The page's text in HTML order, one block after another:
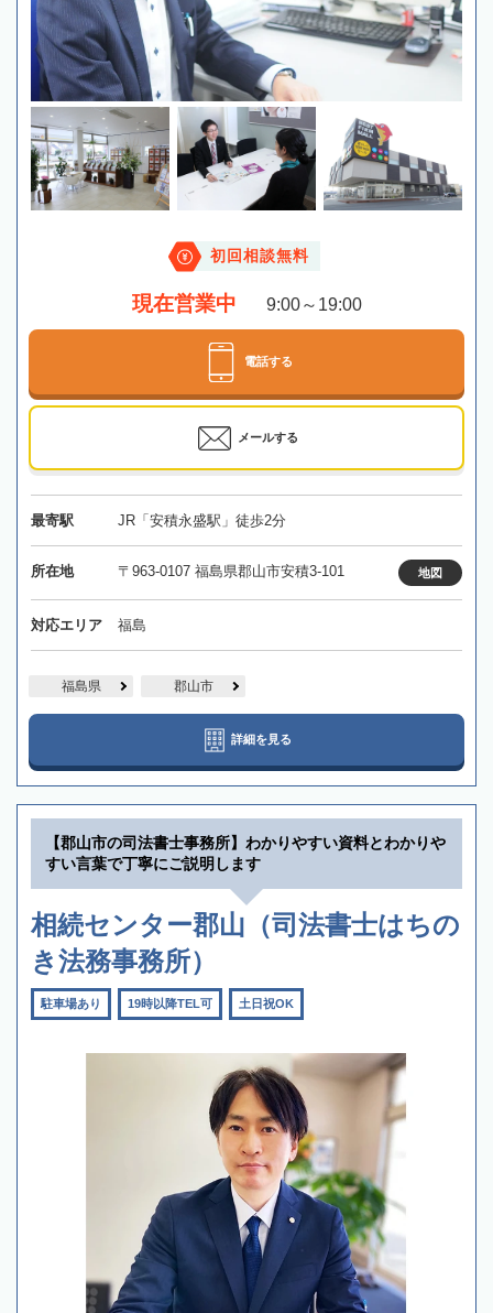
初回相談無料
現在営業中 9:00～19:00
電話する
メールする
最寄駅 JR「安積永盛駅」徒歩2分
所在地 〒963-0107 福島県郡山市安積3-101 地図
対応エリア 福島
福島県 郡山市
詳細を見る
【郡山市の司法書士事務所】わかりやすい資料とわかりや
すい言葉で丁寧にご説明します
相続センター郡山（司法書士はちの
き法務事務所）
駐車場あり 19時以降TEL可 土日祝OK